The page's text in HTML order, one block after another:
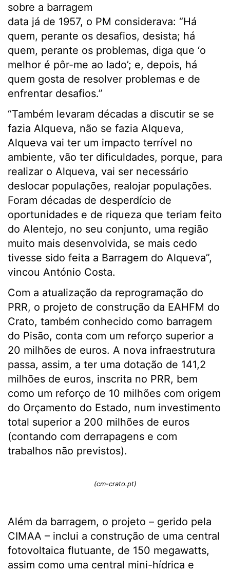
sobre a barragem
data já de 1957, o PM considerava: “Há
quem, perante os desafios, desista; há
quem, perante os problemas, diga que ‘o
melhor é pôr-me ao lado’; e, depois, há
quem gosta de resolver problemas e de
enfrentar desafios.”
“Também levaram décadas a discutir se se
fazia Alqueva, não se fazia Alqueva,
Alqueva vai ter um impacto terrível no
ambiente, vão ter dificuldades, porque, para
realizar o Alqueva, vai ser necessário
deslocar populações, realojar populações.
Foram décadas de desperdício de
oportunidades e de riqueza que teriam feito
do Alentejo, no seu conjunto, uma região
muito mais desenvolvida, se mais cedo
tivesse sido feita a Barragem do Alqueva”,
vincou António Costa.
Com a atualização da reprogramação do
PRR, o projeto de construção da EAHFM do
Crato, também conhecido como barragem
do Pisão, conta com um reforço superior a
20 milhões de euros. A nova infraestrutura
passa, assim, a ter uma dotação de 141,2
milhões de euros, inscrita no PRR, bem
como um reforço de 10 milhões com origem
do Orçamento do Estado, num investimento
total superior a 200 milhões de euros
(contando com derrapagens e com
trabalhos não previstos).
(cm-crato.pt)
Além da barragem, o projeto – gerido pela
CIMAA – inclui a construção de uma central
fotovoltaica flutuante, de 150 megawatts,
assim como uma central mini-hídrica e